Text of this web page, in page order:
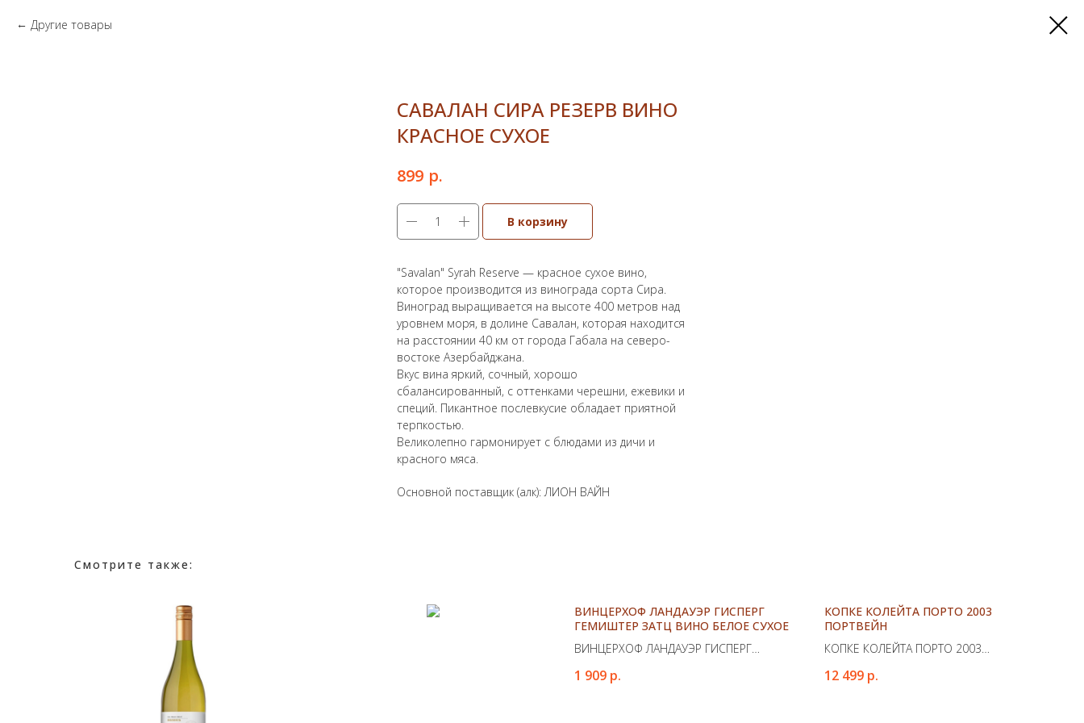
Другие товары
САВАЛАН СИРА РЕЗЕРВ ВИНО
КРАСНОЕ СУХОЕ
899 р.
В корзину
"Savalan" Syrah Reserve — красное сухое вино,
которое производится из винограда сорта Сира.
Виноград выращивается на высоте 400 метров над
уровнем моря, в долине Савалан, которая находится
на расстоянии 40 км от города Габала на северо-
востоке Азербайджана.
Вкус вина яркий, сочный, хорошо
сбалансированный, с оттенками черешни, ежевики и
специй. Пикантное послевкусие обладает приятной
терпкостью.
Великолепно гармонирует с блюдами из дичи и
красного мяса.
Основной поставщик (алк): ЛИОН ВАЙН
Смотрите также:
ВИНЦЕРХОФ ЛАНДАУЭР ГИСПЕРГ
ГЕМИШТЕР ЗАТЦ ВИНО БЕЛОЕ СУХОЕ
ВИНЦЕРХОФ ЛАНДАУЭР ГИСПЕРГ
1 909 р.
КОПКЕ КОЛЕЙТА ПОРТО 2003
ПОРТВЕЙН
КОПКЕ КОЛЕЙТА ПОРТО 2003
12 499 р.